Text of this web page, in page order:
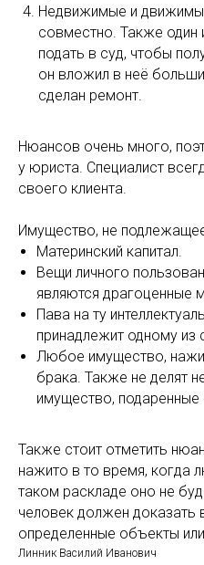
Недвижимые и
совместно. Также один
подать в суд, чтобы
он вложил в неё
сделан ремонт.
Нюансов очень много,
у юриста. Специалист
своего клиента.
Имущество, не
Материнский капитал.
Вещи личного
являются драгоценные
Пава на ту
принадлежит одному из
Любое имущество,
брака. Также не делят
имущество,
Также стоит отметить
нажито в то время, когда
таком раскладе оно не
человек должен доказать
определенные объекты
Линник Василий Иванович